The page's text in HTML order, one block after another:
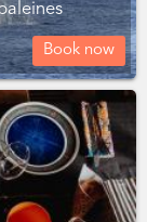
Book now